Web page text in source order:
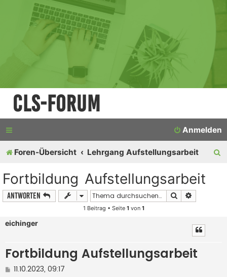
CLS-Forum
Anmelden
Foren-Übersicht Lehrgang Aufstellungsarbeit
Fortbildung Aufstellungsarbeit
Antworten Suche
1 Beitrag • Seite 1von 1
eichinger
Fortbildung Aufstellungsarbeit
B11.10.2023, 09:17